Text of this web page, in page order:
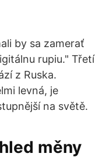
by sa zamerať
rupiu." Třetí
z Ruska.
levná, je
na světě.
měny